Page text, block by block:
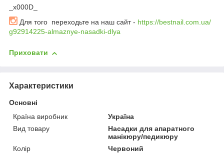
_x000D_
Для того переходьте на наш сайт - https://bestnail.com.ua/
g92914225-almaznye-nasadki-dlya
Приховати
Характеристики
Основні
Країна виробник
Україна
Вид товару
Насадки для апаратного
манікюру/педикюру
Колір
Червоний